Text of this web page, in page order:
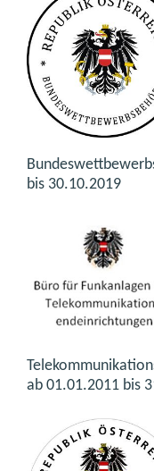
bis 30.10.2019
ab 01.01.2011 bis